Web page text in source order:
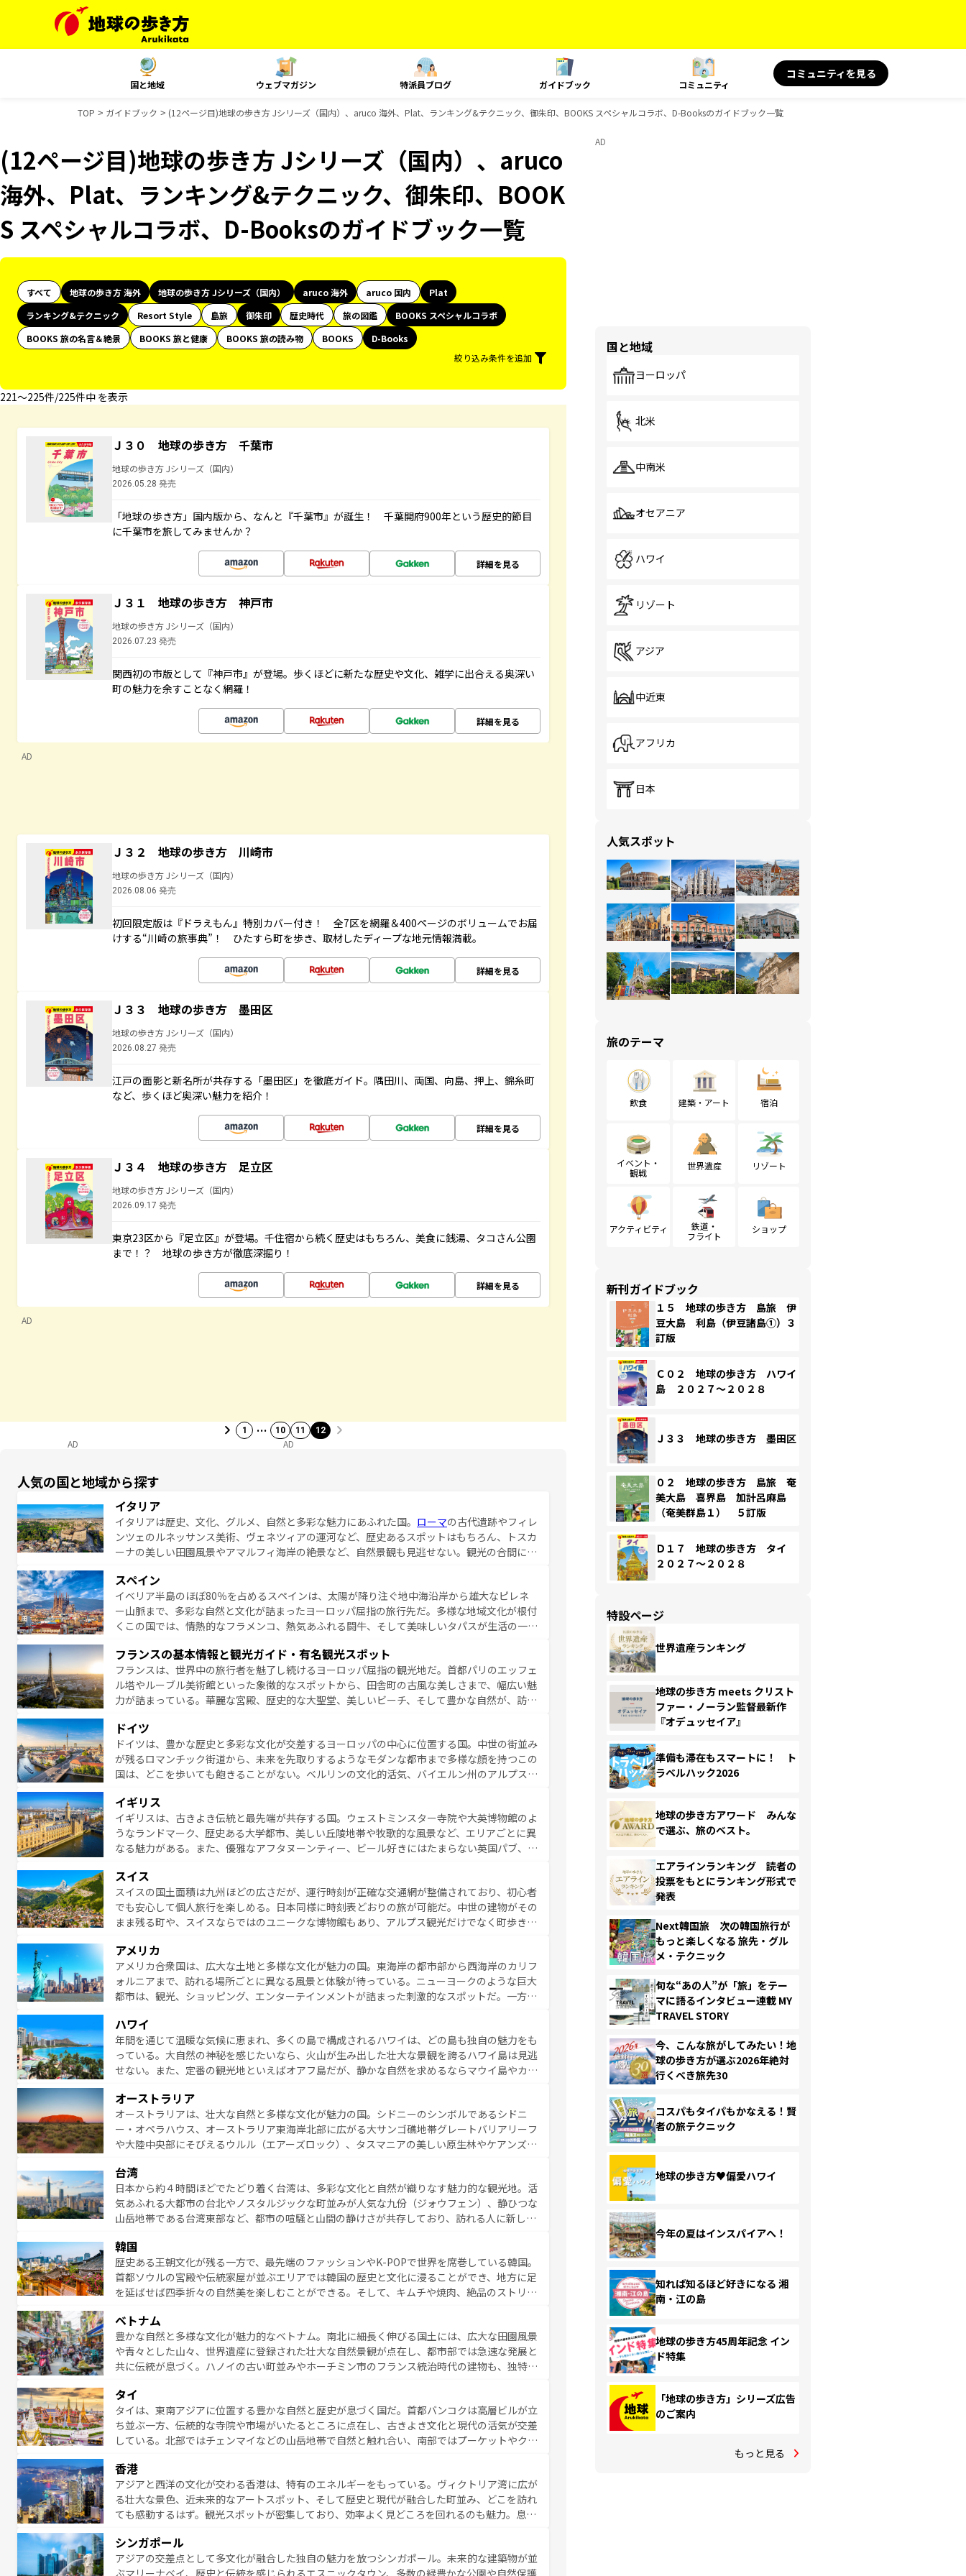
国と地域 ウェブマガジン 特派員ブログ ガイドブック コミュニティ
コミュニティを見る
TOP ガイドブック (12ページ目)地球の歩き方 Jシリーズ（国内）、aruco 海外、Plat、ランキング&テクニック、御朱印、BOOKS スペシャルコラボ、D-Booksのガイドブック一覧
(12ページ目)地球の歩き方 Jシリーズ（国内）、aruco
海外、Plat、ランキング&テクニック、御朱印、BOOK
S スペシャルコラボ、D-Booksのガイドブック一覧
すべて 地球の歩き方 海外 地球の歩き方 Jシリーズ（国内） aruco 海外 aruco 国内
Plat
ランキング&テクニック
Resort Style 島旅 御朱印 歴史時代 旅の図鑑
BOOKS スペシャルコラボ
BOOKS 旅の名言＆絶景
BOOKS 旅と健康 BOOKS 旅の読み物 BOOKS
D-Books
絞り込み条件を追加
221〜225件/225件中 を表示
Ｊ３０ 地球の歩き方 千葉市
地球の歩き方 Jシリーズ（国内）
2026.05.28 発売
「地球の歩き方」国内版から、なんと『千葉市』が誕生！ 千葉開府900年という歴史的節目
に千葉市を旅してみませんか？
詳細を見る
Ｊ３１ 地球の歩き方 神戸市
地球の歩き方 Jシリーズ（国内）
2026.07.23 発売
関西初の市版として『神戸市』が登場。歩くほどに新たな歴史や文化、雑学に出合える奥深い
町の魅力を余すことなく網羅！
詳細を見る
AD
Ｊ３２ 地球の歩き方 川崎市
地球の歩き方 Jシリーズ（国内）
2026.08.06 発売
初回限定版は『ドラえもん』特別カバー付き！ 全7区を網羅＆400ページのボリュームでお届
けする“川崎の旅事典”！ ひたすら町を歩き、取材したディープな地元情報満載。
詳細を見る
Ｊ３３ 地球の歩き方 墨田区
地球の歩き方 Jシリーズ（国内）
2026.08.27 発売
江戸の面影と新名所が共存する「墨田区」を徹底ガイド。隅田川、両国、向島、押上、錦糸町
など、歩くほど奥深い魅力を紹介！
詳細を見る
Ｊ３４ 地球の歩き方 足立区
地球の歩き方 Jシリーズ（国内）
2026.09.17 発売
東京23区から『足立区』が登場。千住宿から続く歴史はもちろん、美食に銭湯、タコさん公園
まで！？ 地球の歩き方が徹底深掘り！
詳細を見る
AD
1 … 10 11 12
AD AD
人気の国と地域から探す
イタリア
イタリアは歴史、文化、グルメ、自然と多彩な魅力にあふれた国。 ローマの古代遺跡やフィレ
ンツェのルネッサンス美術、ヴェネツィアの運河など、歴史あるスポットはもちろん、トスカ
ーナの美しい田園風景やアマルフィ海岸の絶景など、自然景観も見逃せない。観光の合間に
夜眠るまで、すべての瞬間を楽しませてくれるイタリアで、忘れられない旅をしてみよう！
なお、新着のイタリア情報はコンテンツ一覧を参照してほしい。
スペイン
イベリア半島のほぼ80％を占めるスペインは、太陽が降り注ぐ地中海沿岸から雄大なピレネ
ー山脈まで、多彩な自然と文化が詰まったヨーロッパ屈指の旅行先だ。多様な地域文化が根付
くこの国では、情熱的なフラメンコ、熱気あふれる闘牛、そして美味しいタパスが生活の一部
ら、地方では古代ローマ遺跡や中世の城塞都市、穏やかなビーチリゾートまで多彩な表情を見
せる。地方によって風土や気候が異なるスペインはその個性で訪れる人を魅了する。 なお、
新着のスペイン情報はコンテンツ一覧を参照してほしい。
フランスの基本情報と観光ガイド・有名観光スポット
フランスは、世界中の旅行者を魅了し続けるヨーロッパ屈指の観光地だ。首都パリのエッフェ
ル塔やルーブル美術館といった象徴的なスポットから、田舎町の古風な美しさまで、幅広い魅
力が詰まっている。華麗な宮殿、歴史的な大聖堂、美しいビーチ、そして豊かな自然が、訪れ
無形文化遺産にも登録されている。シャンパンの発祥地であるランス、プロヴァンスの香り高
いラベンダー畑など、多彩な楽しみ方が可能だ。さらに、パリ以外の地域にも魅力が溢れてお
り、どの街角にも豊かな歴史と文化が息づいている。パリ以外の個性あふれる地方に足を運ぶ
とそれぞれで全く異なる文化を体験できるだろう。 なお、新着のフランス情報はコンテンツ
ドイツ
ドイツは、豊かな歴史と多彩な文化が交差するヨーロッパの中心に位置する国。中世の街並み
が残るロマンチック街道から、未来を先取りするようなモダンな都市まで多様な顔を持つこの
国は、どこを歩いても飽きることがない。ベルリンの文化的活気、バイエルン州のアルプスの
ら地元の人と過ごす楽しい時間は、お酒好きな人にはぜひ体験してほしい。 なお、新着のド
イツ情報はコンテンツ一覧を参照してほしい。
イギリス
イギリスは、古きよき伝統と最先端が共存する国。ウェストミンスター寺院や大英博物館のよ
うなランドマーク、歴史ある大学都市、美しい丘陵地帯や牧歌的な風景など、エリアごとに異
なる魅力がある。また、優雅なアフタヌーンティー、ビール好きにはたまらない英国パブ、サ
お、新着のイギリス情報は
スイス
スイスの国土面積は九州ほどの広さだが、運行時刻が正確な交通網が整備されており、初心者
でも安心して個人旅行を楽しめる。日本同様に時刻表どおりの旅が可能だ。中世の建物がその
まま残る町や、スイスならではのユニークな博物館もあり、アルプス観光だけでなく町歩きも
ービスもあり、うまく活用すれば市内交通費無料で観光を楽しむこともできる。 なお、新着
のスイス情報はコンテンツ一覧 を参照してほしい。
アメリカ
アメリカ合衆国は、広大な土地と多様な文化が魅力の国。東海岸の都市部から西海岸のカリフ
ォルニアまで、訪れる場所ごとに異なる風景と体験が待っている。ニューヨークのような巨大
都市は、観光、ショッピング、エンターテインメントが詰まった刺激的なスポットだ。一方、
絶景が堪能できる。さらに、南部のニューオーリンズでは、音楽と美食が融合した独特の文化
が魅力。旅行者はアメリカの各地域で異なる魅力を楽しみながら、その多様性と豊かな歴史を
感じることができるだろう。車でのロードトリップや列車の旅も、アメリカならではの贅沢な
旅のスタイルだ。 なお、新着のアメリカ情報はコンテンツ一覧を参照してほしい。
ハワイ
年間を通じて温暖な気候に恵まれ、多くの島で構成されるハワイは、どの島も独自の魅力をも
っている。大自然の神秘を感じたいなら、火山が生み出した壮大な景観を誇るハワイ島は見逃
せない。また、定番の観光地といえばオアフ島だが、静かな自然を求めるならマウイ島やカウ
る。「アロハスピリット」と呼ばれるおもてなしの心で訪れる人々を迎えてくれるハワイの
人々、おいしいローカルフードやハワイアンミュージック、伝統的なフラダンスなど、すべて
がハワイの魅力を彩っている。訪れるたびに新しい発見と感動が待っているハワイを、存分に
味わってほしい。 なお、新着のハワイ情報はコンテンツ一覧を参照してほしい。
オーストラリア
オーストラリアは、壮大な自然と多様な文化が魅力の国。シドニーのシンボルであるシドニ
ー・オペラハウス、オーストラリア東海岸北部に広がる大サンゴ礁地帯グレートバリアリーフ
や大陸中央部にそびえるウルル（エアーズロック）、タスマニアの美しい原生林やケアンズの
豊かで、美味しいものであふれている。アクティビティも充実しており、サーフィンやダイビ
ング、ハイキングなど、アウトドア好きにはたまらない。オーストラリアの多彩な魅力を存分
に味わいつくそう。 なお、新着のオーストラリア情報はコンテンツ一覧を参照してほしい。
台湾
日本から約４時間ほどでたどり着く台湾は、多彩な文化と自然が織りなす魅力的な観光地。活
気あふれる大都市の台北やノスタルジックな町並みが人気な九份（ジォウフェン）、静ひつな
山岳地帯である台湾東部など、都市の喧騒と山間の静けさが共存しており、訪れる人に新しい
から高級料理、ヘルシーで美容にもいいと評判のスイーツなど、バラエティ豊かな料理が味わ
える。 なお、新着の台湾情報はコンテンツ一覧を参照してほしい。
韓国
歴史ある王朝文化が残る一方で、最先端のファッションやK-POPで世界を席巻している韓国。
首都ソウルの宮殿や伝統家屋が並ぶエリアでは韓国の歴史と文化に浸ることができ、地方に足
を延ばせば四季折々の自然美を楽しむことができる。そして、キムチや焼肉、絶品のストリー
能できる。あたたかいホスピタリティに包まれながら、韓国の多彩な魅力を心ゆくまで味わっ
てみてほしい。 なお、新着の韓国情報はコンテンツ一覧を参照してほしい。
ベトナム
豊かな自然と多様な文化が魅力的なベトナム。南北に細長く伸びる国土には、広大な田園風景
や青々とした山々、世界遺産に登録された壮大な自然景観が点在し、都市部では急速な発展と
共に伝統が息づく。ハノイの古い町並みやホーチミン市のフランス統治時代の建物も、独特の
まないベトナム料理も魅力のひとつ。フォーやバインミー、ベトナムコーヒーなどは、ぜひ現
地で味わいたい。どの地域を訪れてもあたたかい人々が旅行者を迎えてくれるので、きっと忘
れられない旅になるはずだ。 なお、新着のベトナム情報はコンテンツ一覧を参照してほし
い。
タイ
タイは、東南アジアに位置する豊かな自然と歴史が息づく国だ。首都バンコクは高層ビルが立
ち並ぶ一方、伝統的な寺院や市場がいたるところに点在し、古きよき文化と現代の活気が交差
している。北部ではチェンマイなどの山岳地帯で自然と触れ合い、南部ではプーケットやクラ
ら高級レストランまで味覚を刺激する。気候は一年中温暖で、どの季節にも異なる楽しみが待
っている。親しみやすいタイの人々、仏教を中心とした文化、そして多様な観光資源が、訪れ
る旅人を魅了し続ける。 なお、新着のタイ情報はコンテンツ一覧を参照してほしい。
香港
アジアと西洋の文化が交わる香港は、特有のエネルギーをもっている。ヴィクトリア湾に広が
る壮大な景色、近未来的なアートスポット、そして歴史と現代が融合した町並み、どこを訪れ
ても感動するはず。観光スポットが密集しており、効率よく見どころを回れるのも魅力。息を
報はコンテンツ一覧
シンガポール
アジアの交差点として多文化が融合した独自の魅力を放つシンガポール。未来的な建築物が並
ぶマリーナベイ、歴史と伝統を感じられるエスニックタウン、多数の緑豊かな公園や自然保護
AD
国と地域
ヨーロッパ
北米
中南米
オセアニア
ハワイ
リゾート
アジア
中近東
アフリカ
日本
人気スポット
旅のテーマ
飲食 建築・アート 宿泊
イベント・
観戦
世界遺産 リゾート
アクティビティ
鉄道・
フライト
ショップ
新刊ガイドブック
１５ 地球の歩き方 島旅 伊
豆大島 利島（伊豆諸島①）３
訂版
Ｃ０２ 地球の歩き方 ハワイ
島 ２０２７～２０２８
Ｊ３３ 地球の歩き方 墨田区
０２ 地球の歩き方 島旅 奄
美大島 喜界島 加計呂麻島
（奄美群島１） ５訂版
Ｄ１７ 地球の歩き方 タイ
２０２７～２０２８
特設ページ
世界遺産ランキング
地球の歩き方 meets クリスト
ファー・ノーラン監督最新作
『オデュッセイア』
準備も滞在もスマートに！ ト
ラベルハック2026
地球の歩き方アワード みんな
で選ぶ、旅のベスト。
エアラインランキング 読者の
投票をもとにランキング形式で
発表
Next韓国旅 次の韓国旅行が
もっと楽しくなる 旅先・グル
メ・テクニック
旬な“あの人”が「旅」をテー
マに語るインタビュー連載 MY
TRAVEL STORY
今、こんな旅がしてみたい！地
球の歩き方が選ぶ2026年絶対
行くべき旅先30
コスパもタイパもかなえる！賢
者の旅テクニック
地球の歩き方♥偏愛ハワイ
今年の夏はインスパイアへ！
知れば知るほど好きになる 湘
南・江の島
地球の歩き方45周年記念 イン
ド特集
「地球の歩き方」シリーズ広告
のご案内
もっと見る